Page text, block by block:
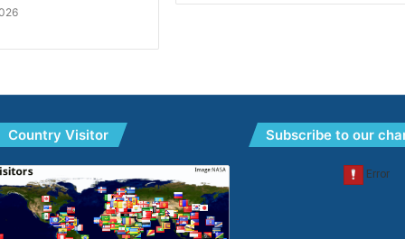
Country Visitor Subscribe to our